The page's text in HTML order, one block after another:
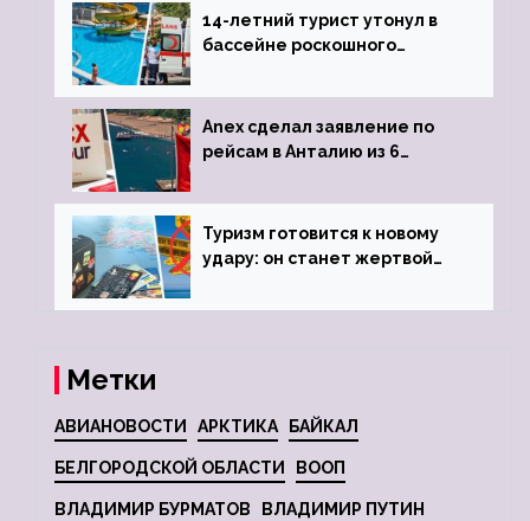
14-летний турист утонул в
бассейне роскошного
Anex сделал заявление по
рейсам в Анталию из 6
Туризм готовится к новому
удару: он станет жертвой
Метки
АВИАНОВОСТИ АРКТИКА БАЙКАЛ
БЕЛГОРОДСКОЙ ОБЛАСТИ ВООП
ВЛАДИМИР БУРМАТОВ ВЛАДИМИР ПУТИН